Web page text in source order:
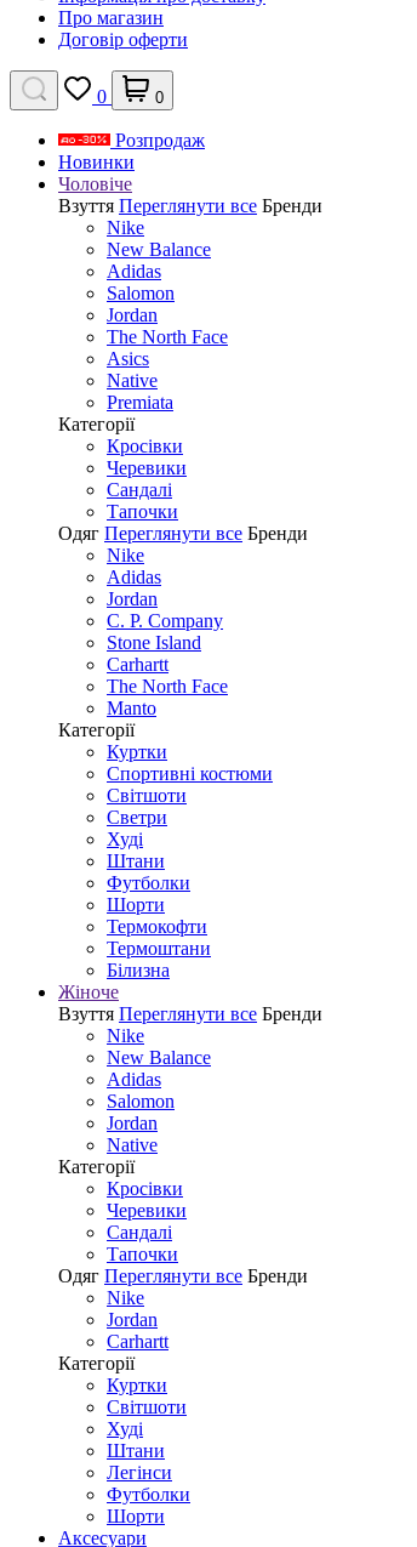
Про магазин
Договір оферти
0 0
Розпродаж
Новинки
Чоловіче
Взуття Переглянути все Бренди
Nike
New Balance
Adidas
Salomon
Jordan
The North Face
Asics
Native
Premiata
Категорії
Кросівки
Черевики
Сандалі
Tапочки
Одяг Переглянути все Бренди
Nike
Adidas
Jordan
C. P. Company
Stone Island
Carhartt
The North Face
Manto
Категорії
Куртки
Спортивні костюми
Світшоти
Светри
Худі
Штани
Футболки
Шорти
Термокофти
Термоштани
Білизна
Жіноче
Взуття Переглянути все Бренди
Nike
New Balance
Adidas
Salomon
Jordan
Native
Категорії
Кросівки
Черевики
Сандалі
Tапочки
Одяг Переглянути все Бренди
Nike
Jordan
Carhartt
Категорії
Куртки
Світшоти
Худі
Штани
Легінси
Футболки
Шорти
Аксесуари